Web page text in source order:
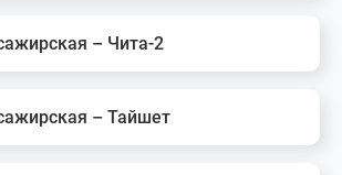
– Чита-2
– Тайшет